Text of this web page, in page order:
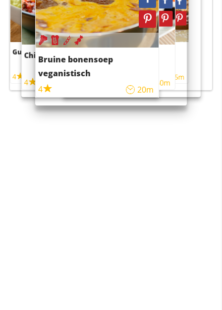
Guacamole
4
Chili con carne
4 45m
Bruine bonensoep
veganistisch
4
20m
Sushi rijstsalade
maaltijdsalade
40m
4 55m